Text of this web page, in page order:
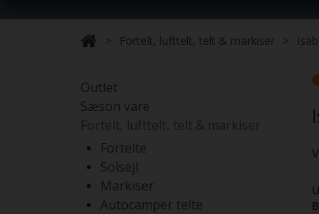
Fortelt, lufttelt, telt & markiser
Outlet
Sæson vare
Fortelt, lufttelt, telt & markiser
Fortelte
Solsejl
Markiser
Autocamper telte